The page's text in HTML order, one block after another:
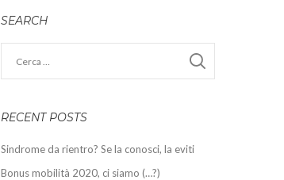
SEARCH
RECENT POSTS
Sindrome da rientro? Se la conosci, la eviti
Bonus mobilità 2020, ci siamo (…?)